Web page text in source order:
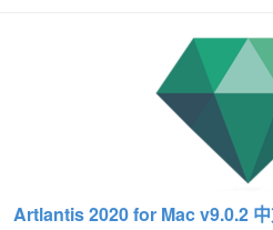
Artlantis 2020 for Mac v9.0.2